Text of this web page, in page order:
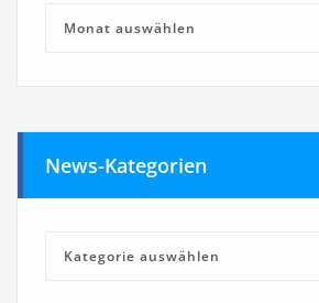
Archives
News-Kategorien